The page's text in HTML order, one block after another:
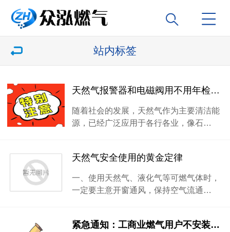
站内标签
天然气报警器和电磁阀用不用年检？？？
随着社会的发展，天然气作为主要清洁能
源，已经广泛应用于各行各业，像石…
天然气安全使用的黄金定律
一、使用天然气、液化气等可燃气体时，
一定要主意开窗通风，保持空气流通…
紧急通知：工商业燃气用户不安装或正确使用天然气报警器等燃气泄漏报警装置，将面临被处罚！！！